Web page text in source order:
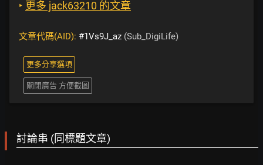
‣ 更多 jack63210 的文章
文章代碼(AID): #1Vs9J_az (Sub_DigiLife)
更多分享選項
關閉廣告 方便截圖
討論串 (同標題文章)